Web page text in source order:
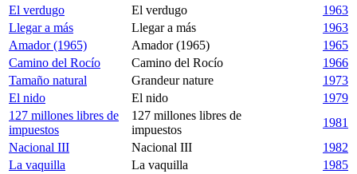
El verdugo
El verdugo
1963
Llegar a más
Llegar a más
1963
Amador (1965)
Amador (1965)
1965
Camino del Rocío
Camino del Rocío
1966
Tamaño natural
Grandeur nature
1973
El nido
El nido
1979
127 millones libres de
impuestos
127 millones libres de
impuestos
1981
Nacional III
Nacional III
1982
La vaquilla
La vaquilla
1985